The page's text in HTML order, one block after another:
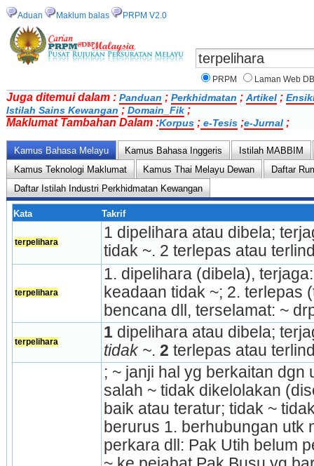
Aduan Maklum balas PRPM V2.0
PRPM Laman Web
Juga ditemui dalam : Panduan ; Perkhidmatan ; Artikel ;
Istilah Sains Kewangan ; Domain_Fik ;
Maklumat Tambahan Dalam :Korpus ; e-Tesis ;e-Jurnal ;
Kamus Bahasa Melayu Kamus Bahasa Inggeris
Istilah MABBIM
Kamus Teknologi Maklumat
Kamus Thai Melayu Dewan
Daftar
Daftar Istilah Industri Perkhidmatan Kewangan
Kata Takrif
terpelihara
1 dipelihara atau dibela;
tidak ~. 2 terlepas atau
terpelihara
1. dipelihara (dibela),
keadaan tidak ~; 2. terlepas
bencana dll, terselamat: ~
terpelihara
1 dipelihara atau dibela;
tidak ~. 2 terlepas atau
; ~ janji hal yg berkaitan dgn
salah ~ tidak dikelolakan
baik atau teratur; tidak ~
berurus 1. berhubungan utk
perkara dll: Pak Utih belum